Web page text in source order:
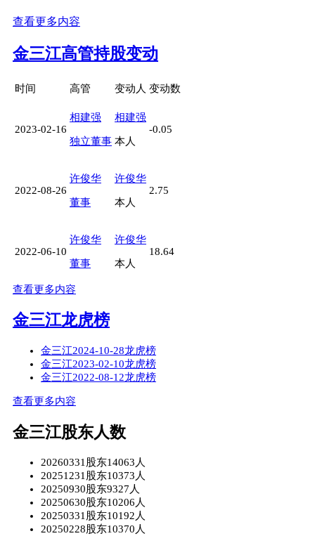
查看更多内容
金三江高管持股变动
时间 高管 变动人 变动数
2023-02-16
相建强
独立董事
相建强
本人
-0.05
2022-08-26
许俊华
董事
许俊华
本人
2.75
2022-06-10
许俊华
董事
许俊华
本人
18.64
查看更多内容
金三江龙虎榜
金三江2024-10-28龙虎榜
金三江2023-02-10龙虎榜
金三江2022-08-12龙虎榜
查看更多内容
金三江股东人数
20260331股东14063人
20251231股东10373人
20250930股东9327人
20250630股东10206人
20250331股东10192人
20250228股东10370人